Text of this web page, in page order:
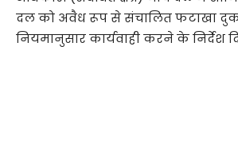
दल को अवैध रूप से संचालित फटाखा
नियमानुसार कार्यवाही करने के निर्देश